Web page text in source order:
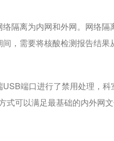
隔离为内网和外网。网络
，需要将核酸检测报告结
端口进行了禁用处理，
式可以满足最基础的内外网